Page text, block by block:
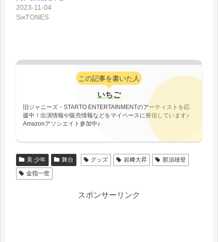
2023-11-04
SixTONES
この記事を書いた人
いちご
旧ジャニーズ・STARTO ENTERTAINMENTのアーティストを応
援中！出演情報や販売情報などをマイペースに発信しています♪
Amazonアソシエイト参加中♪
美 少年 舞台 グッズ 岩﨑大昇
那須雄登
金指一世
スポンサーリンク